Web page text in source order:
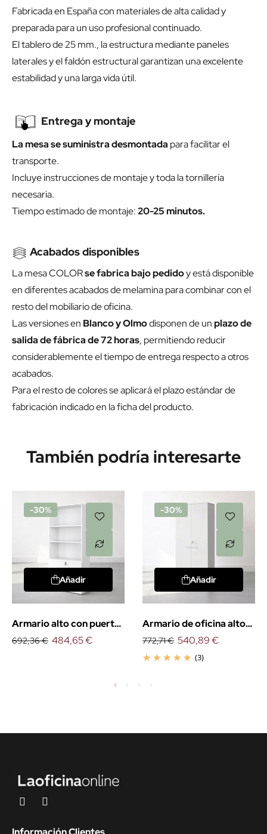
Fabricada en España con materiales de alta calidad y
preparada para un uso profesional continuado.
El tablero de 25 mm., la estructura mediante paneles
laterales y el faldón estructural garantizan una excelente
estabilidad y una larga vida útil.
Entrega y montaje
La mesa se suministra desmontada para facilitar el
transporte.
Incluye instrucciones de montaje y toda la tornillería
necesaria.
Tiempo estimado de montaje:20-25 minutos.
Acabados disponibles
La mesa COLORse fabrica bajo pedidoy está disponible
en diferentes acabados de melamina para combinar con el
resto del mobiliario de oficina.
Las versiones en Blanco y Olmodisponen de unplazo de
salida de fábrica de 72 horas, permitiendo reducir
considerablemente el tiempo de entrega respecto a otros
acabados.
Para el resto de colores se aplicará el plazo estándar de
fabricación indicado en la ficha del producto.
También podría interesarte
-30%
Añadir
Armario alto con puertas
bajas
692,36 € 484,65 €
-30%
Añadir
Armario de oficina alto
con puertas
772,71 €
(3)
540,89 €